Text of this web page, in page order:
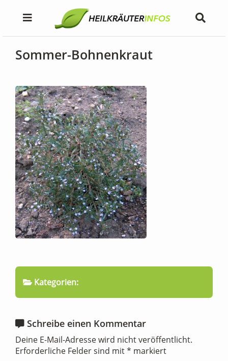
Sommer-Bohnenkraut
Kategorien:
Schreibe einen Kommentar
Deine E-Mail-Adresse wird nicht veröffentlicht.
Erforderliche Felder sind mit* markiert